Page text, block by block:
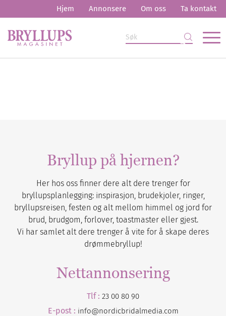
Hjem Annonsere Om oss Ta kontakt
Bryllup på hjernen?
Her hos oss finner dere alt dere trenger for
bryllupsplanlegging: inspirasjon, brudekjoler, ringer,
bryllupsreisen, festen og alt mellom himmel og jord for
brud, brudgom, forlover, toastmaster eller gjest.
Vi har samlet alt dere trenger å vite for å skape deres
drømmebryllup!
Nettannonsering
Tlf : 23 00 80 90
E-post : info@nordicbridalmedia.com